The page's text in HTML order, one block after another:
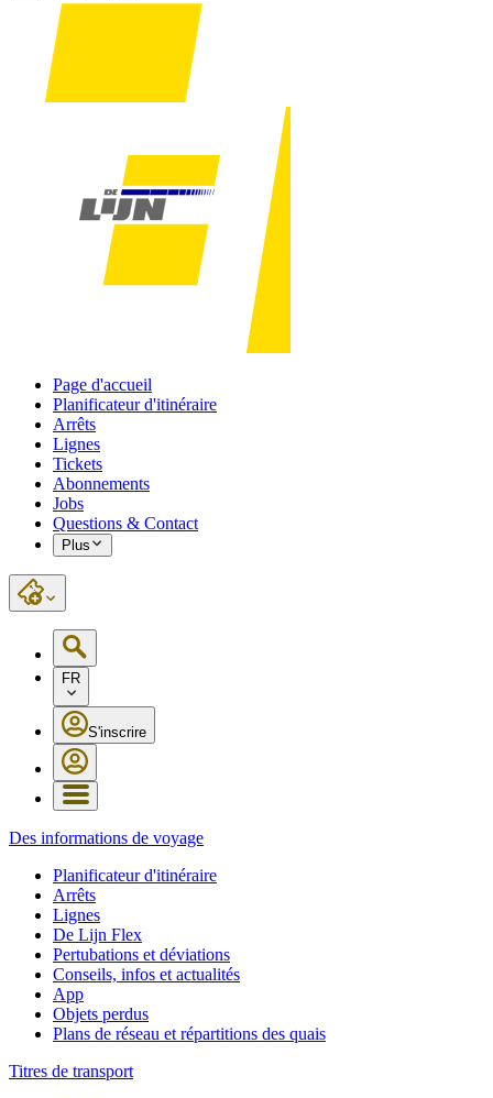
Page d'accueil
Planificateur d'itinéraire
Arrêts
Lignes
Tickets
Abonnements
Jobs
Questions & Contact
Plus
FR
S'inscrire
Des informations de voyage
Planificateur d'itinéraire
Arrêts
Lignes
De Lijn Flex
Pertubations et déviations
Conseils, infos et actualités
App
Objets perdus
Plans de réseau et répartitions des quais
Titres de transport